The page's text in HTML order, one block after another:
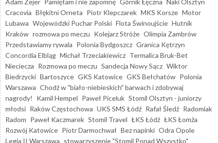
Cracovia Błękitni Orneta Piotr Klepczarek MKS Korsze Motor
Lubawa Wojewódzki Puchar Polski Flota Świnoujście Hutnik
Kraków rozmowa po meczu Kolejarz Stróże Olimpia Zambrów
Przedstawiamy rywala Polonia Bydgoszcz Granica Kętrzyn
Concordia Elbląg Michał Trzeciakiewicz Termalica Bruk-Bet
Nieciecza Rozmowa po meczu Sandecja Nowy Sącz Wiktor
Biedrzycki Bartoszyce GKS Katowice GKS Bełchatów Polonia
Warszawa Chodź w "biało-niebieskich" barwach i zdobywaj
nagrody!
Kamil Hempel Paweł Piceluk Stomil Olsztyn - juniorzy
młodsi Raków Częstochowa UKS SMS Łódź Rafał Śledź Radomiak
Radom Paweł Kaczmarek Stomil Travel ŁKS Łódź ŁKS Łomża
Rozwój Katowice Piotr Darmochwał Bez napinki Odra Opole
Legia II Warszawa stowarzyszenie "Stomil Ponad Wszystko"